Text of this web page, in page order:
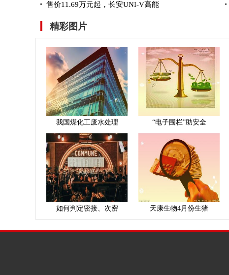
售价11.69万元起，长安UNI-V高能
精彩图片
我国煤化工废水处理 “电子围栏”助安全
如何判定密接、次密 天康生物4月份生猪